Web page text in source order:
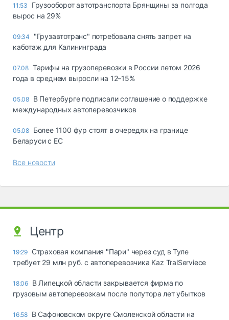
11:53
Грузооборот автотранспорта Брянщины за полгода
вырос на 29%
09:34
"Грузавтотранс" потребовала снять запрет на
каботаж для Калининграда
07.08 Тарифы на грузоперевозки в России летом 2026
года в среднем выросли на 12–15%
05.08 В Петербурге подписали соглашение о поддержке
международных автоперевозчиков
05.08 Более 1100 фур стоят в очередях на границе
Беларуси с ЕС
Все новости
Центр
19:29 Страховая компания "Пари" через суд в Туле
требует 29 млн руб. с автоперевозчика Kaz TralServiece
18:06 В Липецкой области закрывается фирма по
грузовым автоперевозкам после полутора лет убытков
16:58 В Сафоновском округе Смоленской области на